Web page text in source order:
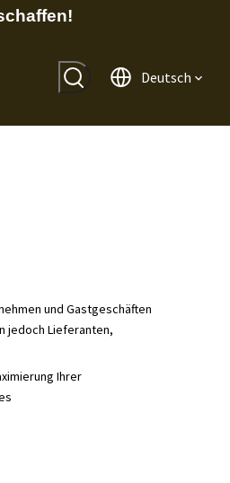
Deutsch
und Gastgeschäften
jedoch Lieferanten,
Ihrer